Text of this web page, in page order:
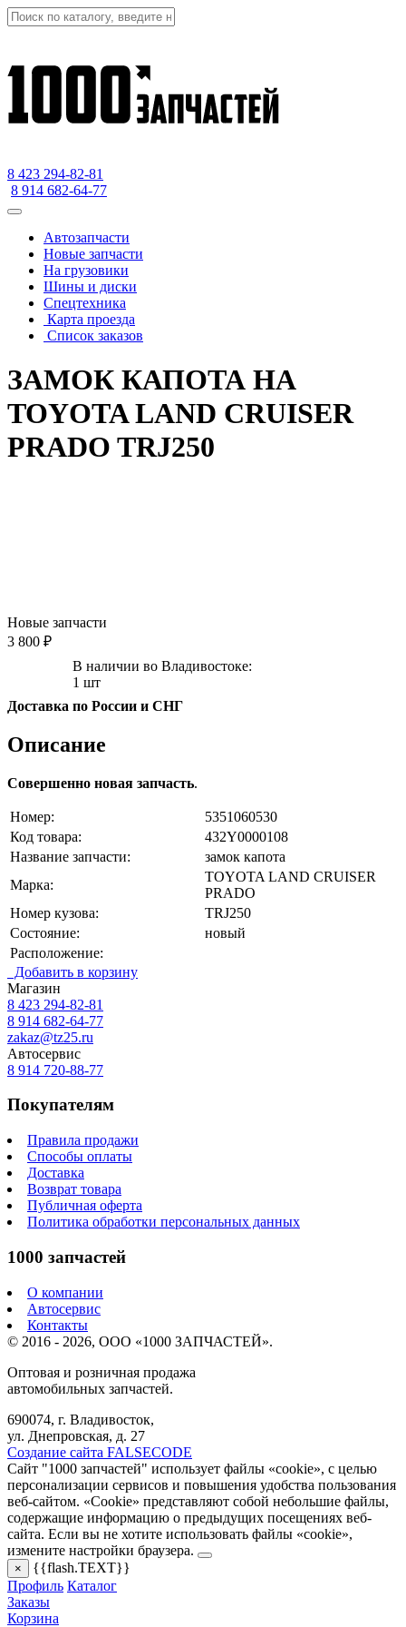
8 423 294-82-81
8 914 682-64-77
Автозапчасти
Новые запчасти
На грузовики
Шины и диски
Спецтехника
Карта проезда
Список заказов
ЗАМОК КАПОТА НА
TOYOTA LAND CRUISER
PRADO TRJ250
Новые запчасти
3 800 ₽
В наличии во Владивостоке:
1 шт
Доставка по России и СНГ
Описание
Совершенно новая запчасть.
Номер:
5351060530
Код товара:
432Y0000108
Название запчасти:
замок капота
Марка:
TOYOTA LAND CRUISER
PRADO
Номер кузова:
TRJ250
Состояние:
новый
Расположение:
Добавить в корзину
Магазин
8 423 294-82-81
8 914 682-64-77
zakaz@tz25.ru
Автосервис
8 914 720-88-77
Покупателям
Правила продажи
Способы оплаты
Доставка
Возврат товара
Публичная оферта
Политика обработки персональных данных
1000 запчастей
О компании
Автосервис
Контакты
© 2016 - 2026, ООО «1000 ЗАПЧАСТЕЙ».
Оптовая и розничная продажа
автомобильных запчастей.
690074, г. Владивосток,
ул. Днепровская, д. 27
Создание сайта FALSECODE
Сайт "1000 запчастей" использует файлы «cookie», с целью
персонализации сервисов и повышения удобства пользования
веб-сайтом. «Cookie» представляют собой небольшие файлы,
содержащие информацию о предыдущих посещениях веб-
сайта. Если вы не хотите использовать файлы «cookie»,
измените настройки браузера.
×
{{flash.TEXT}}
Профиль Каталог
Заказы
Корзина